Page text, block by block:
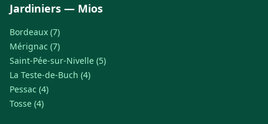
Jardiniers — Mios
Bordeaux (7)
Mérignac (7)
Saint-Pée-sur-Nivelle (5)
La Teste-de-Buch (4)
Pessac (4)
Tosse (4)